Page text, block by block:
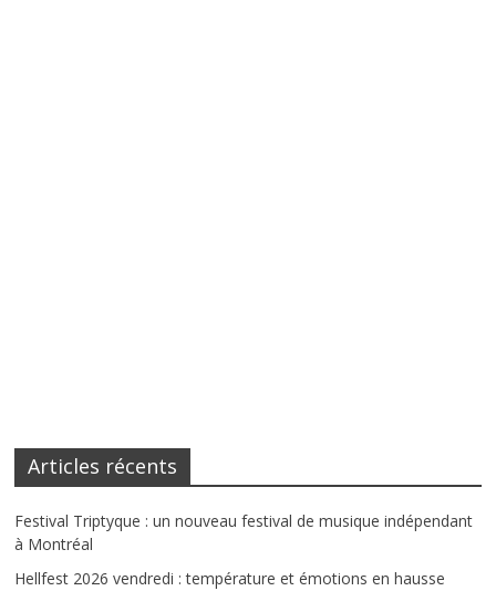
Articles récents
Festival Triptyque : un nouveau festival de musique indépendant
à Montréal
Hellfest 2026 vendredi : température et émotions en hausse